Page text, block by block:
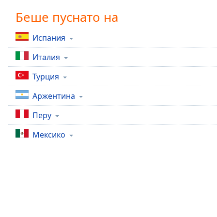
Chapters
Descriptions
descriptions
off,
selected
Subtitles
subtitles
settings,
opens
Беше пуснато на
Испания
Италия
Турция
Аржентина
Перу
Мексико